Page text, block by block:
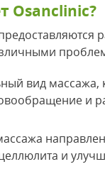
Osanclinic?
вид массажа,
и
и